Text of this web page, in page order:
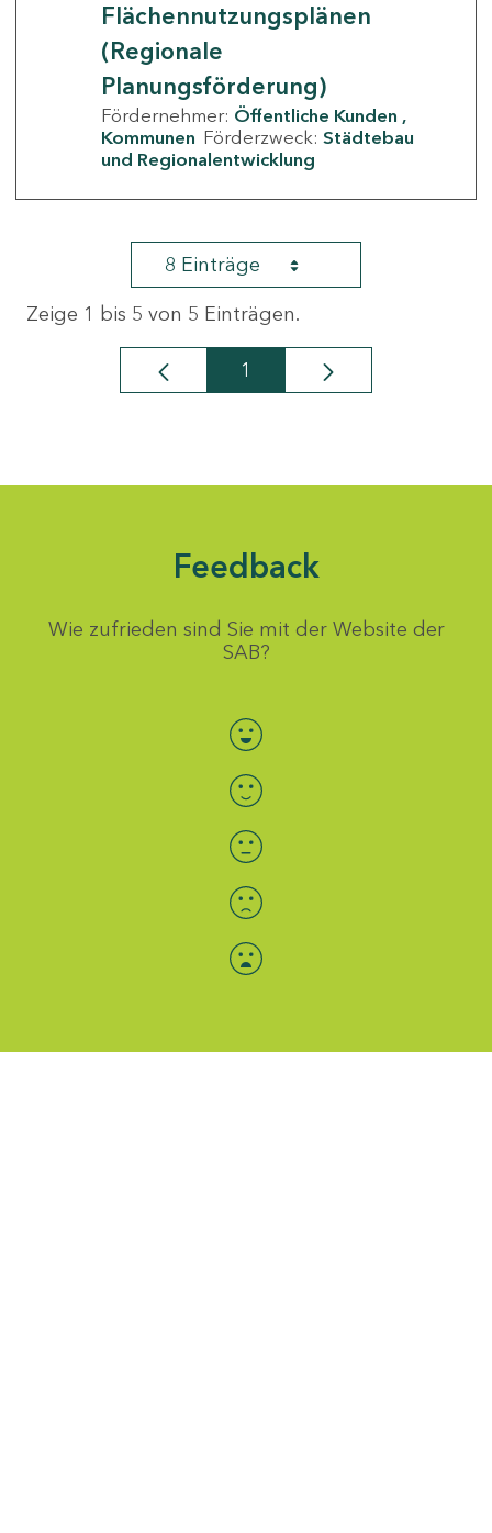
Flächennutzungsplänen
(Regionale
Planungsförderung)
Fördernehmer: Öffentliche Kunden
Kommunen Förderzweck: Städtebau
und Regionalentwicklung
8 Einträge
Zeige 1 bis 5 von 5 Einträgen.
Seite
1
Feedback
Wie zufrieden sind Sie mit der Website der
SAB?
Bewertung auswählen